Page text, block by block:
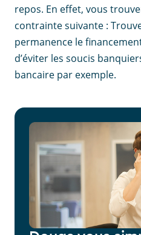
repos. En effet, vous
contrainte suivante :
permanence le
d’éviter les soucis
bancaire par exemple.